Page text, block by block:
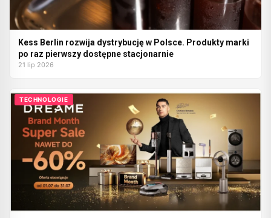
Kess Berlin rozwija dystrybucję w Polsce. Produkty marki
po raz pierwszy dostępne stacjonarnie
21 lip 2026
TECHNOLOGIE